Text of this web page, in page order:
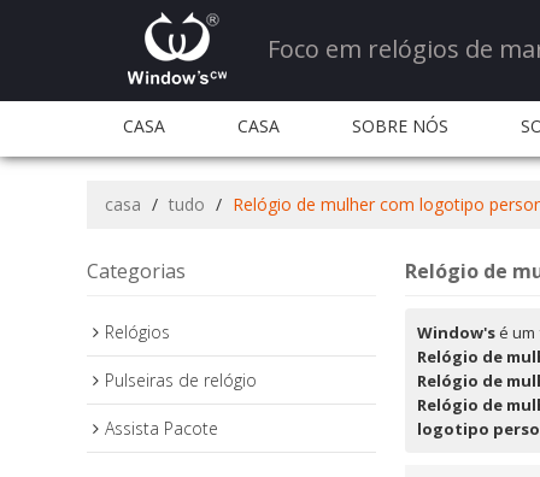
Foco em relógios de
CASA CASA SOBRE NÓS
casa / tudo / Relógio de mulher com logotipo
Categorias
Relógios
Pulseiras de relógio
Assista Pacote
Relógio de
Window's é
Relógio de
Relógio de
Relógio de
logotipo